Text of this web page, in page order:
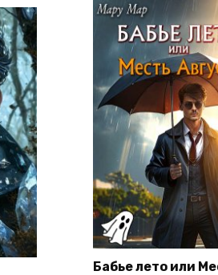
Бабье лето или